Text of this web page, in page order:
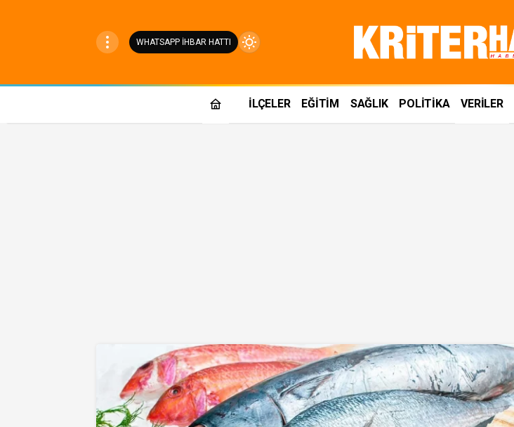
WHATSAPP İHBAR HATTI
Mod
İLÇELER EĞİTİM SAĞLIK POLİTİKA VERİLER